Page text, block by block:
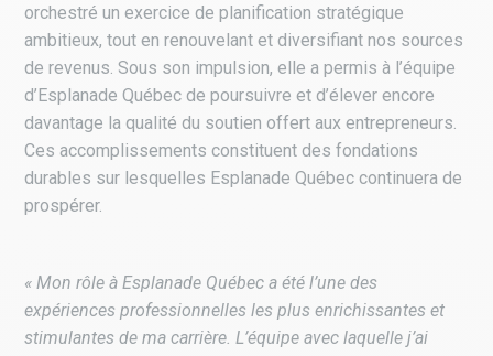
orchestré un exercice de planification stratégique
ambitieux, tout en renouvelant et diversifiant nos sources
de revenus. Sous son impulsion, elle a permis à l’équipe
d’Esplanade Québec de poursuivre et d’élever encore
davantage la qualité du soutien offert aux entrepreneurs.
Ces accomplissements constituent des fondations
durables sur lesquelles Esplanade Québec continuera de
prospérer.
« Mon rôle à Esplanade Québec a été l’une des
expériences professionnelles les plus enrichissantes et
stimulantes de ma carrière. L’équipe avec laquelle j’ai